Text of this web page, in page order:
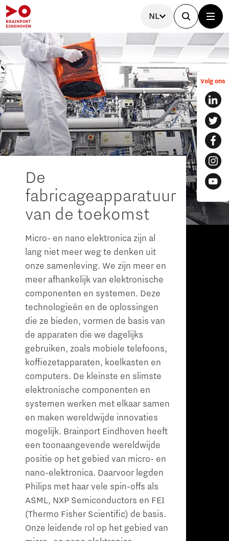
NL
Volg ons
De
fabricageapparatuur
van de toekomst
Micro- en nano elektronica zijn al
lang niet meer weg te denken uit
onze samenleving. We zijn meer en
meer afhankelijk van elektronische
componenten en systemen. Deze
technologieën en de oplossingen
die ze bieden, vormen de basis van
de apparaten die we dagelijks
gebruiken, zoals mobiele telefoons,
koffiezetapparaten, koelkasten en
computers. De kleinste en slimste
elektronische componenten en
systemen werken met elkaar samen
en maken wereldwijde innovaties
mogelijk. Brainport Eindhoven heeft
een toonaangevende wereldwijde
positie op het gebied van micro- en
nano-elektronica. Daarvoor legden
Philips met haar vele spin-offs als
ASML, NXP Semiconductors en FEI
(Thermo Fisher Scientific) de basis.
Onze leidende rol op het gebied van